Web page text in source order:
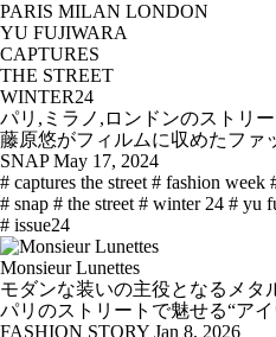
PARIS MILAN LONDON
YU FUJIWARA
CAPTURES
THE STREET
WINTER24
パリ,ミラノ,ロンドンのストリ
藤原悠がフィルムに収めたファ
SNAP May 17, 2024
# captures the street # fashion week
# snap # the street # winter 24 # yu
# issue24
Monsieur Lunettes
モダンな装いの主役となるメタ
パリのストリートで魅せる“アイ
FASHION STORY Jan 8, 2026